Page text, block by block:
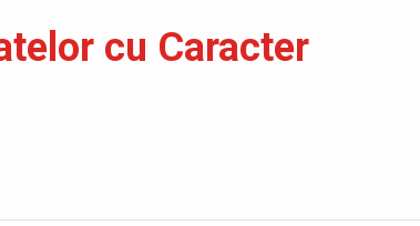
cu Caracter